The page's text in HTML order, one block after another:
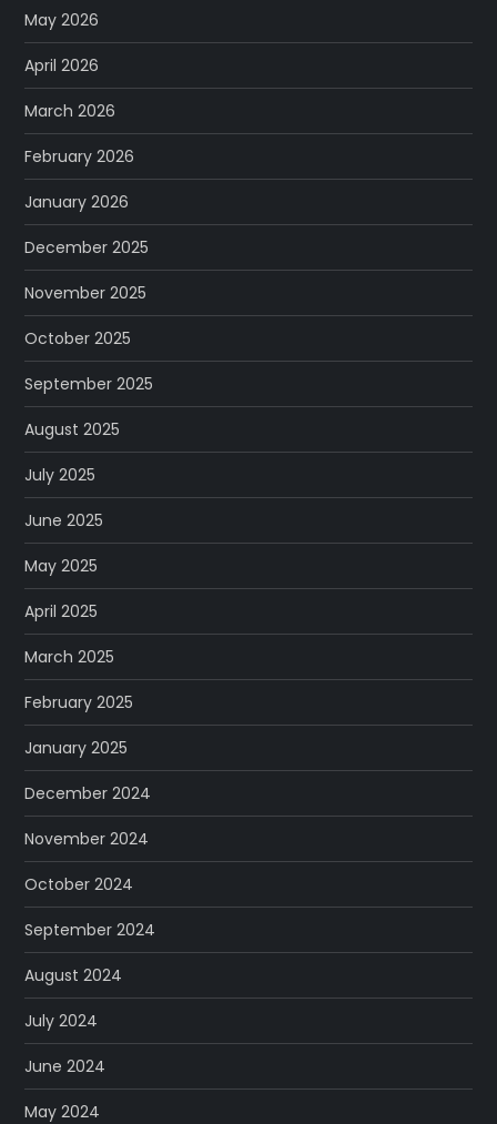
May 2026
April 2026
March 2026
February 2026
January 2026
December 2025
November 2025
October 2025
September 2025
August 2025
July 2025
June 2025
May 2025
April 2025
March 2025
February 2025
January 2025
December 2024
November 2024
October 2024
September 2024
August 2024
July 2024
June 2024
May 2024